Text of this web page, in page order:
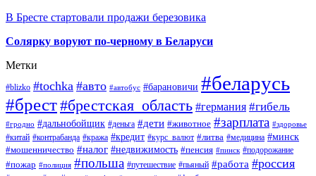
В Бресте стартовали продажи березовика
Солярку воруют по-черному в Беларуси
Метки
#blizko #tochka #авто #автобус #барановичи #беларусь
#брест#брестская_область #германия #гибель
#гродно #дальнобойщик #деньга #дети #животное #зарплата #здоровье
#китай #контрабанда #кража #кредит #курс_валют #литва #медицина #минск
#мошенничество #налог #недвижимость #пенсия #пинск #подорожание
#пожар #полиция #польша #путешествие #пьяный #работа #россия